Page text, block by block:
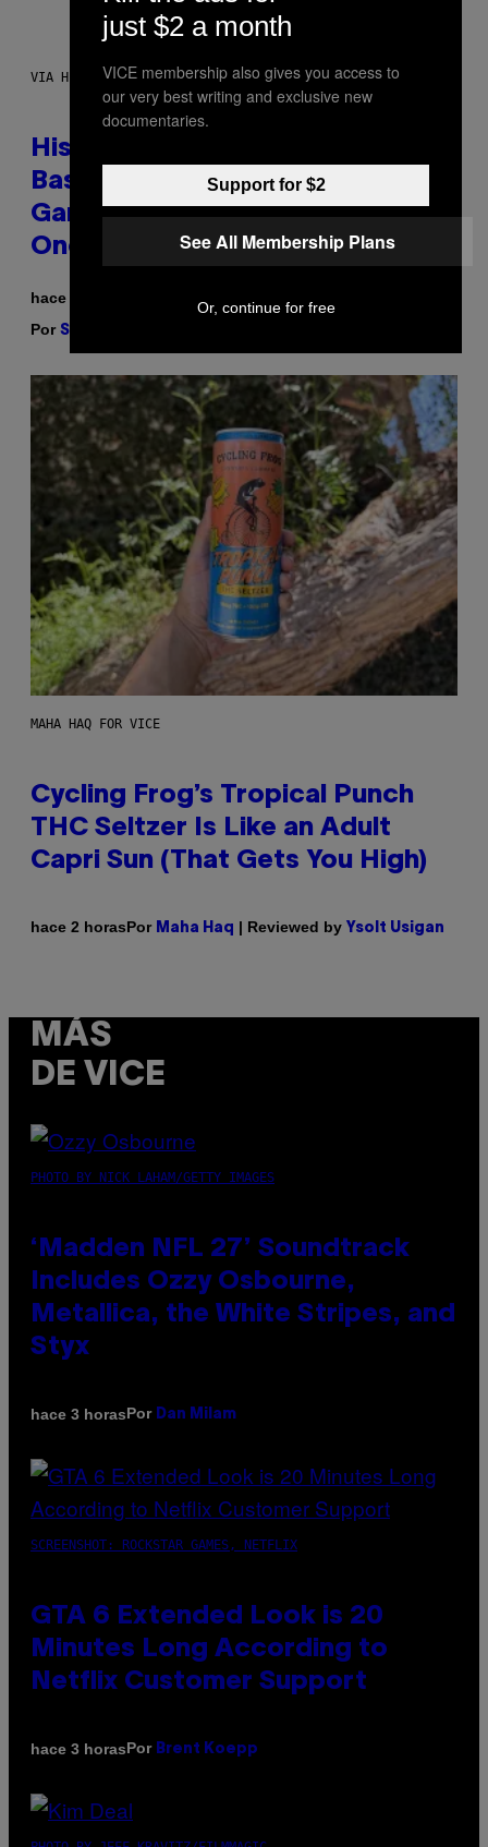
VIA HISENSE
Hisense’s New U6SF Pro TV Is
Basically a Home Theater,
Gaming Rig, And Soundbar In
One Box (Deal Alert!)
hace 2 horas
Por Sam Watanuki
MAHA HAQ FOR VICE
Cycling Frog’s Tropical Punch
THC Seltzer Is Like an Adult
Capri Sun (That Gets You High)
hace 2 horasPor Maha Haq | Reviewed by Ysolt Usigan
MÁS
DE VICE
PHOTO BY NICK LAHAM/GETTY IMAGES
‘Madden NFL 27’ Soundtrack
Includes Ozzy Osbourne,
Metallica, the White Stripes, and
Styx
hace 3 horasPor Dan Milam
SCREENSHOT: ROCKSTAR GAMES, NETFLIX
GTA 6 Extended Look is 20
Minutes Long According to
Netflix Customer Support
hace 3 horasPor Brent Koepp
just $2 a month
VICE membership also gives you access to
our very best writing and exclusive new
documentaries.
Support for $2
See All Membership Plans
Or, continue for free